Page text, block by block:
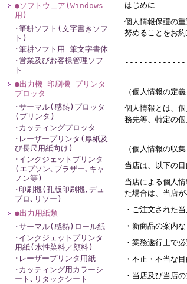
●ソフトウェア(Windows
用)
･筆耕ソフト(文字書きソフ
ト)
･筆耕ソフト用 筆文字書体
･営業及びお客様管理ソフ
ト
●出力機 印刷機 プリンタ
プロッタ
･サーマル(感熱)プロッタ
(プリンタ)
･カッティングプロッタ
･レーザープリンタ(厚紙及
び長尺用紙向け)
･インクジェットプリンタ
(エプソン､ブラザー､キャ
ノン等)
･印刷機(孔版印刷機､デュ
プロ､リソー)
●出力用紙類
･サーマル(感熱)ロール紙
･インクジェットプリンタ
用紙(水性染料／顔料)
･レーザープリンタ用紙
･カッティング用カラーシ
ート､リタックシート
はじめに
個人情報保護の
努めることをお約
（個人情報の定義
個人情報とは、
務先等、特定の個
（個人情報の収集
当店は、以下の
当店による個人
た場合は、当店
・ご注文された
・新商品の案内
・業務遂行上で
・不正・不当な
・当店及び当店